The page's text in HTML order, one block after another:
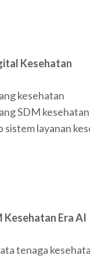
Kesehatan
kesehatan
SDM kesehatan
sistem layanan
Kesehatan Era AI
tenaga